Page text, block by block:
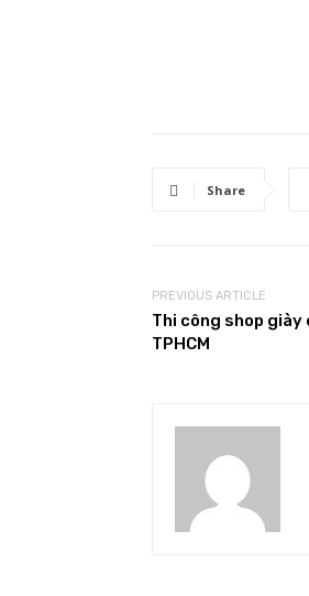
Share
PREVIOUS ARTICLE
Thi công shop giày
TPHCM